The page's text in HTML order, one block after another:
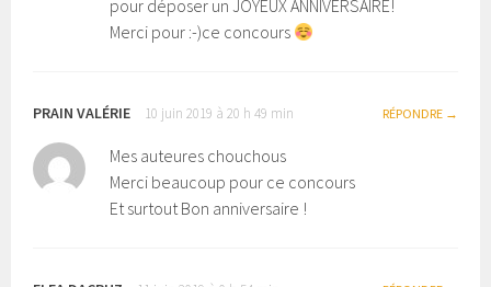
pour déposer un JOYEUX ANNIVERSAIRE!
Merci pour :-)ce concours
PRAIN VALÉRIE 10 juin 2019 à 20 h 49 min RÉPONDRE
Mes auteures chouchous
Merci beaucoup pour ce concours
Et surtout Bon anniversaire !